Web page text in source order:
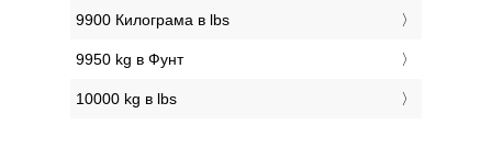
9900 Килограмa в lbs
9950 kg в Фунт
10000 kg в lbs